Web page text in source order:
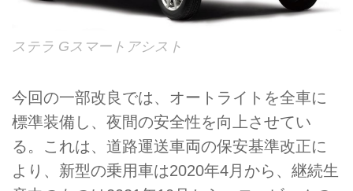
ステラ Gスマートアシスト
今回の一部改良では、オートライトを全車に
標準装備し、夜間の安全性を向上させてい
る。これは、道路運送車両の保安基準改正に
より、新型の乗用車は2020年4月から、継続生